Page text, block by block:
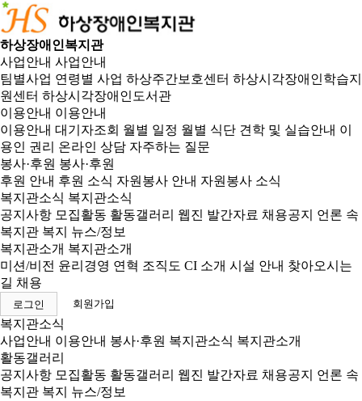
하상장애인복지관
사업안내 사업안내
팀별사업 연령별 사업 하상주간보호센터 하상시각장애인학습지
원센터 하상시각장애인도서관
이용안내 이용안내
이용안내 대기자조회 월별 일정 월별 식단 견학 및 실습안내 이
용인 권리 온라인 상담 자주하는 질문
봉사·후원 봉사·후원
후원 안내 후원 소식 자원봉사 안내 자원봉사 소식
복지관소식 복지관소식
공지사항 모집활동 활동갤러리 웹진 발간자료 채용공지
언론 속
복지관 복지 뉴스/정보
복지관소개 복지관소개
미션/비전 윤리경영 연혁 조직도 CI 소개 시설 안내 찾아오시는
길 채용
로그인 회원가입
복지관소식
사업안내 이용안내 봉사·후원 복지관소식 복지관소개
활동갤러리
공지사항 모집활동 활동갤러리 웹진 발간자료 채용공지
언론 속
복지관 복지 뉴스/정보